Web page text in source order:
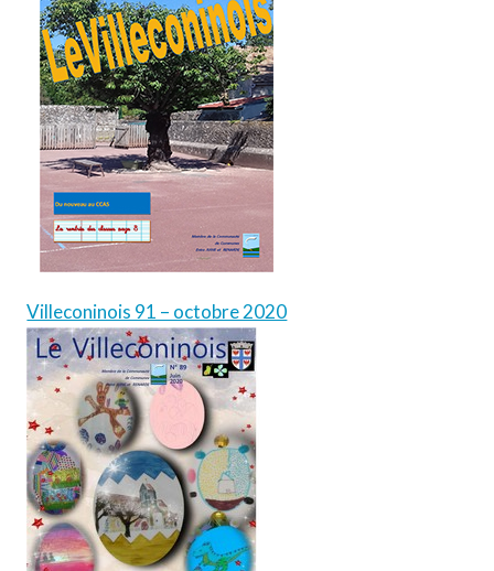
Villeconinois 91 – octobre 2020